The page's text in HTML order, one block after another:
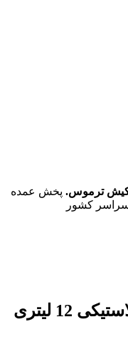
پخش عمده
کشور
کلمن آب پلاستیکی 12 لیتری